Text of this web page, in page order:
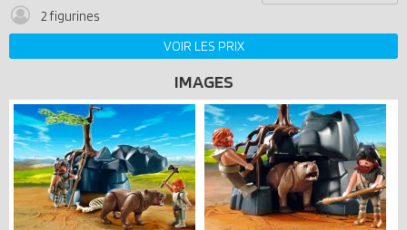
2 figurines
VOIR LES PRIX
IMAGES